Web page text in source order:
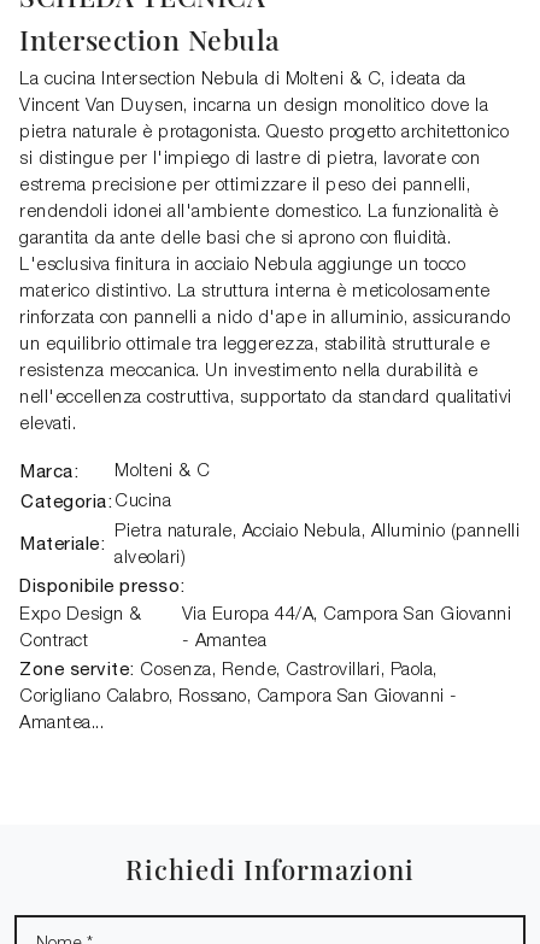
Intersection Nebula
La cucina Intersection Nebula di Molteni & C, ideata da
Vincent Van Duysen, incarna un design monolitico dove la
pietra naturale è protagonista. Questo progetto architettonico
si distingue per l'impiego di lastre di pietra, lavorate con
estrema precisione per ottimizzare il peso dei pannelli,
rendendoli idonei all'ambiente domestico. La funzionalità è
garantita da ante delle basi che si aprono con fluidità.
L'esclusiva finitura in acciaio Nebula aggiunge un tocco
materico distintivo. La struttura interna è meticolosamente
rinforzata con pannelli a nido d'ape in alluminio, assicurando
un equilibrio ottimale tra leggerezza, stabilità strutturale e
resistenza meccanica. Un investimento nella durabilità e
nell'eccellenza costruttiva, supportato da standard qualitativi
elevati.
Marca: Molteni & C
Categoria: Cucina
Materiale:
Pietra naturale, Acciaio Nebula, Alluminio (pannelli
alveolari)
Disponibile presso:
Expo Design &
Contract
Via Europa 44/A, Campora San Giovanni
- Amantea
Zone servite: Cosenza, Rende, Castrovillari, Paola,
Corigliano Calabro, Rossano, Campora San Giovanni -
Amantea...
Richiedi Informazioni